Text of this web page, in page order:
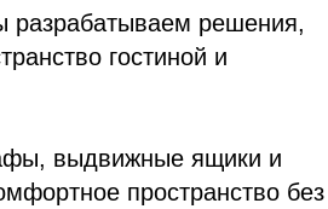
разрабатываем решения,
гостиной и
выдвижные ящики и
пространство без